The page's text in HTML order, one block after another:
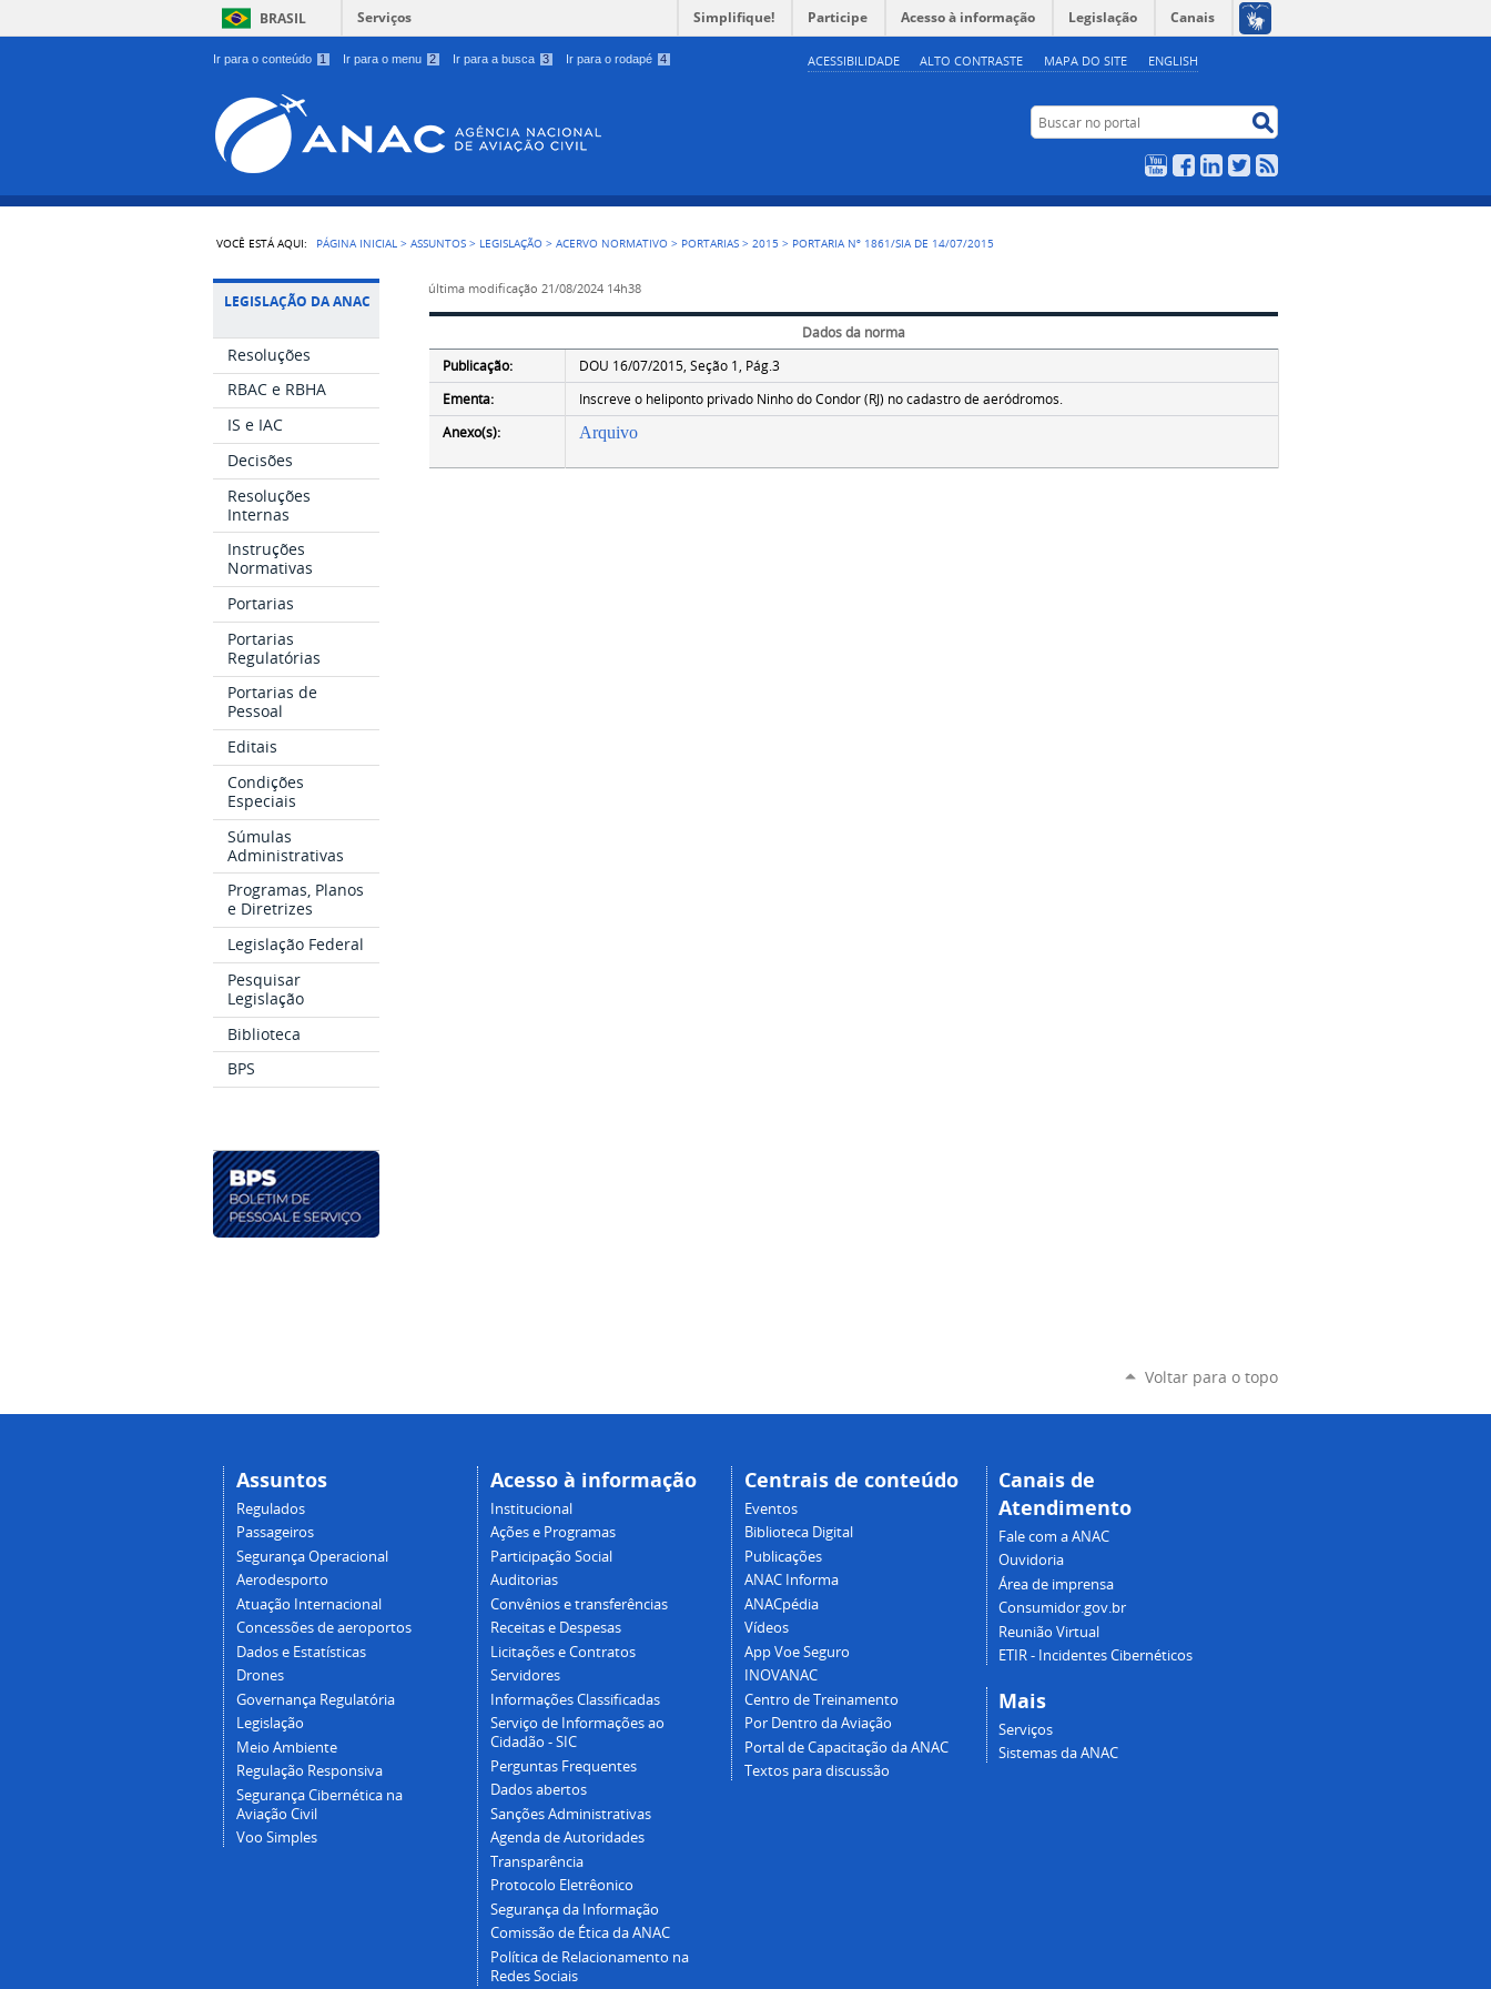
Ir para o conteúdo 1 Ir para o menu 2 Ir para a busca 3 Ir para o rodapé 4 ACESSIBILIDADE ALTO CONTRASTE MAPA DO SITE ENGLISH
BRASIL Serviços Simplifique! Participe Acesso à informação Legislação Canais
Buscar no portal
YouTubeFacebookLinkedIn
Twitter
VOCÊ ESTÁ AQUI: PÁGINA INICIAL >ASSUNTOS > LEGISLAÇÃO >ACERVO NORMATIVO > PORTARIAS >2015 > PORTARIA Nº 1861/SIA DE 14/07/2015
LEGISLAÇÃO DA ANAC
Resoluções
RBAC e RBHA
IS e IAC
Decisões
Resoluções
Internas
Instruções
Normativas
Portarias
Portarias
Regulatórias
Portarias de
Pessoal
Editais
Condições
Especiais
Súmulas
Administrativas
Programas, Planos
e Diretrizes
Legislação Federal
Pesquisar
Legislação
Biblioteca
BPS
última modificação 21/08/2024 14h38
Dados da norma
Publicação:
DOU 16/07/2015, Seção 1, Pág.3
Ementa:
Inscreve o heliponto privado Ninho do Condor (RJ) no cadastro de aeródromos.
Anexo(s):
Arquivo
Voltar para o topo
Assuntos
Regulados
Passageiros
Segurança Operacional
Aerodesporto
Atuação Internacional
Concessões de aeroportos
Dados e Estatísticas
Drones
Governança Regulatória
Legislação
Meio Ambiente
Regulação Responsiva
Segurança Cibernética na
Aviação Civil
Voo Simples
Acesso à informação
Institucional
Ações e Programas
Participação Social
Auditorias
Convênios e transferências
Receitas e Despesas
Licitações e Contratos
Servidores
Informações Classificadas
Serviço de Informações ao
Cidadão - SIC
Perguntas Frequentes
Dados abertos
Sanções Administrativas
Agenda de Autoridades
Transparência
Protocolo Eletrêonico
Segurança da Informação
Comissão de Ética da ANAC
Política de Relacionamento na
Redes Sociais
Centrais de conteúdo
Eventos
Biblioteca Digital
Publicações
ANAC Informa
ANACpédia
Vídeos
App Voe Seguro
INOVANAC
Centro de Treinamento
Por Dentro da Aviação
Portal de Capacitação da ANAC
Textos para discussão
Canais de
Atendimento
Fale com a ANAC
Ouvidoria
Área de imprensa
Consumidor.gov.br
Reunião Virtual
ETIR - Incidentes Cibernéticos
Mais
Serviços
Sistemas da ANAC